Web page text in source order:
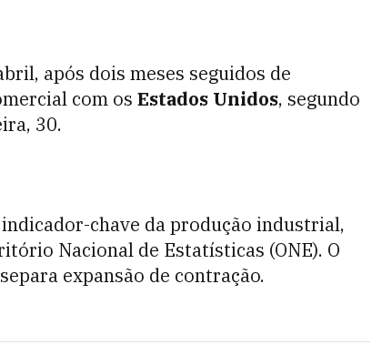
após dois meses seguidos de
com os Estados Unidos, segundo
30.
chave da produção industrial,
Nacional de Estatísticas (ONE). O
expansão de contração.